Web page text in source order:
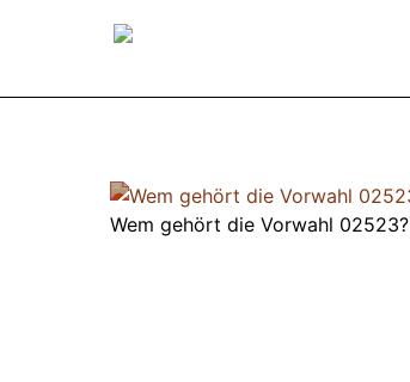
Wem gehört die Vorwahl 02523?